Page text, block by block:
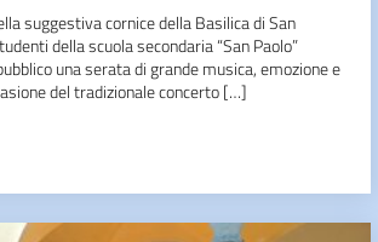
suggestiva cornice della Basilica di San
della scuola secondaria “San Paolo”
una serata di grande musica, emozione e
del tradizionale concerto […]